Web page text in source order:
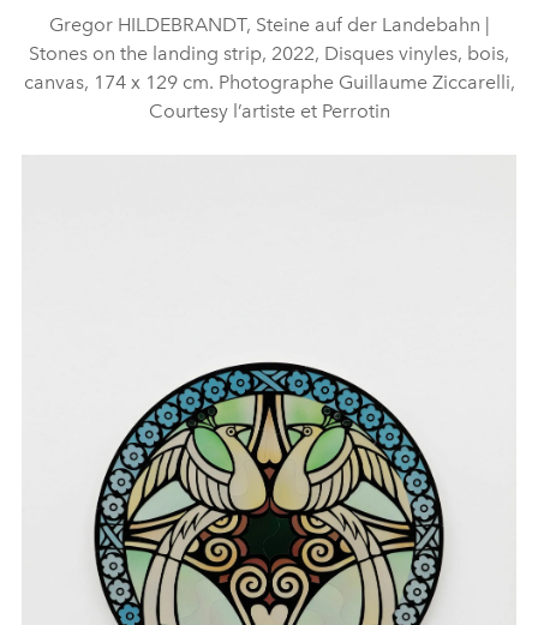
Gregor HILDEBRANDT, Steine auf der Landebahn |
Stones on the landing strip, 2022, Disques vinyles, bois,
canvas, 174 x 129 cm. Photographe Guillaume Ziccarelli,
Courtesy l’artiste et Perrotin